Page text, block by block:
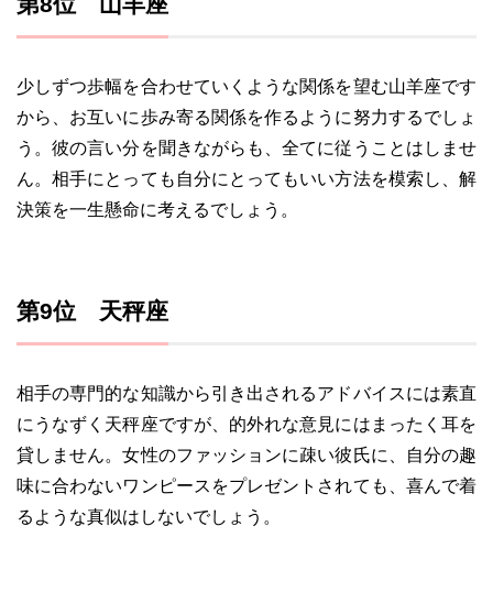
少しずつ歩幅を合わせていくような関係を望む山羊座です
から、お互いに歩み寄る関係を作るように努力するでしょ
う。彼の言い分を聞きながらも、全てに従うことはしませ
ん。相手にとっても自分にとってもいい方法を模索し、解
決策を一生懸命に考えるでしょう。
第9位 天秤座
相手の専門的な知識から引き出されるアドバイスには素直
にうなずく天秤座ですが、的外れな意見にはまったく耳を
貸しません。女性のファッションに疎い彼氏に、自分の趣
味に合わないワンピースをプレゼントされても、喜んで着
るような真似はしないでしょう。